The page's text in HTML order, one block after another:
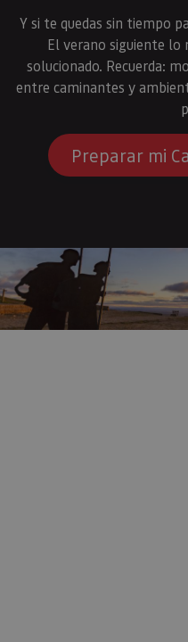
Y si te quedas sin tiempo
El verano siguiente lo
solucionado. Recuerda:
entre caminantes y
Preparar mi